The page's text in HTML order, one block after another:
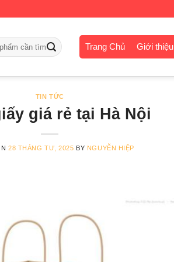
Trang Chủ Giới thiệu
TIN TỨC
giá rẻ tại Hà Nội
28 THÁNG TƯ, 2025 BY NGUYỄN HIỆP